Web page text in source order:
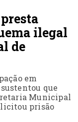
ilegal
de
em
que
Municipal
prisão